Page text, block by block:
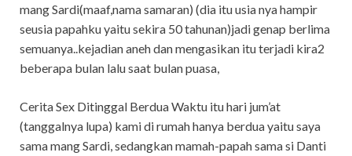
mang Sardi(maaf,nama samaran) (dia itu usia nya hampir
seusia papahku yaitu sekira 50 tahunan)jadi genap berlima
semuanya..kejadian aneh dan mengasikan itu terjadi kira2
beberapa bulan lalu saat bulan puasa,
Cerita Sex Ditinggal Berdua Waktu itu hari jum’at
(tanggalnya lupa) kami di rumah hanya berdua yaitu saya
sama mang Sardi, sedangkan mamah-papah sama si Danti